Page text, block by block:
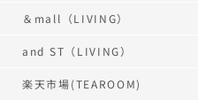
＆mall（LIVING）
and ST（LIVING）
楽天市場(TEAROOM)